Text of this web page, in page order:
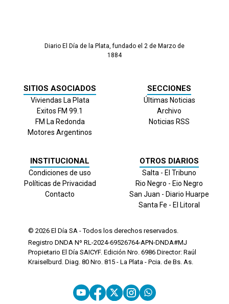
Diario El Día de la Plata, fundado el 2 de Marzo de
1884
SITIOS ASOCIADOS
Viviendas La Plata
Exitos FM 99.1
FM La Redonda
Motores Argentinos
SECCIONES
Últimas Noticias
Archivo
Noticias RSS
INSTITUCIONAL
Condiciones de uso
Políticas de Privacidad
Contacto
OTROS DIARIOS
Salta - El Tribuno
Rio Negro - Eio Negro
San Juan - Diario Huarpe
Santa Fe - El Litoral
© 2026 El Día SA - Todos los derechos reservados.
Registro DNDA Nº RL-2024-69526764-APN-DNDA#MJ
Propietario El Día SAICYF. Edición Nro. 6986 Director: Raúl
Kraiselburd. Diag. 80 Nro. 815 - La Plata - Pcia. de Bs. As.